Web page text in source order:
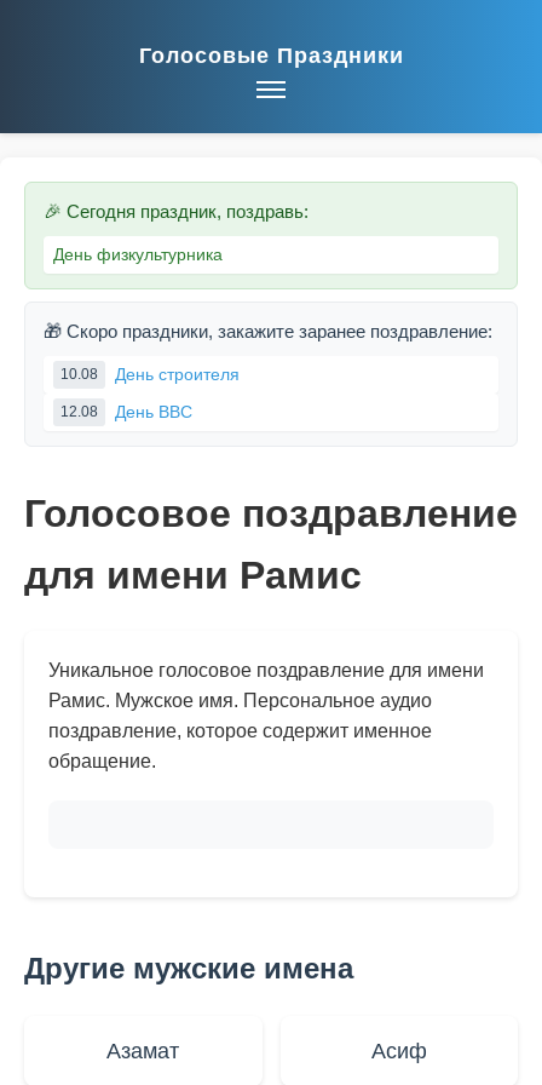
Голосовые Праздники
🎉 Сегодня праздник, поздравь:
День физкультурника
🎁 Скоро праздники, закажите заранее поздравление:
10.08 День строителя
12.08 День ВВС
Голосовое поздравление
для имени Рамис
Уникальное голосовое поздравление для имени
Рамис. Мужское имя. Персональное аудио
поздравление, которое содержит именное
обращение.
Другие мужские имена
Азамат Асиф